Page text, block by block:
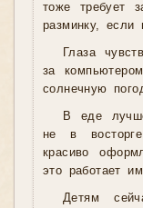
тоже требует
разминку, если
Глаза
за
солнечную
В еде
не в
красиво
это работает
Детям